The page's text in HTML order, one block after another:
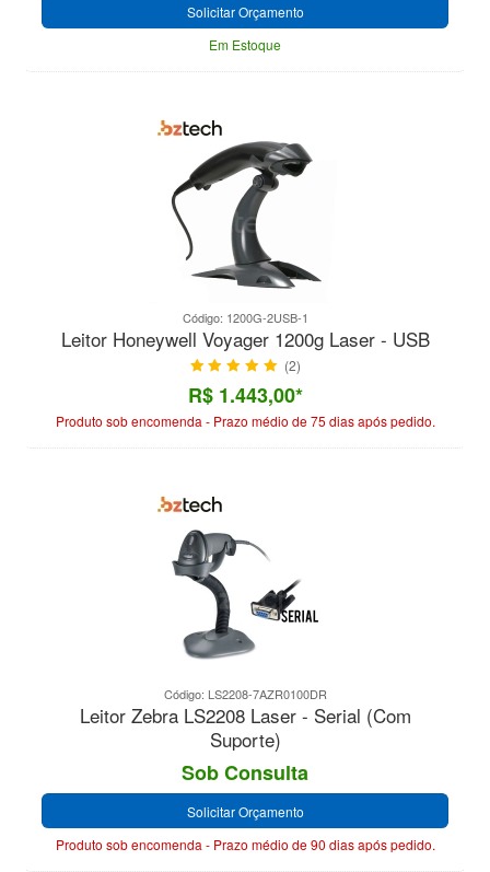
Solicitar Orçamento
Em Estoque
Código: 1200G-2USB-1
Leitor Honeywell Voyager 1200g Laser - USB
(2)
R$ 1.443,00*
Produto sob encomenda - Prazo médio de 75 dias após pedido.
Código: LS2208-7AZR0100DR
Leitor Zebra LS2208 Laser - Serial (Com
Suporte)
Sob Consulta
Solicitar Orçamento
Produto sob encomenda - Prazo médio de 90 dias após pedido.